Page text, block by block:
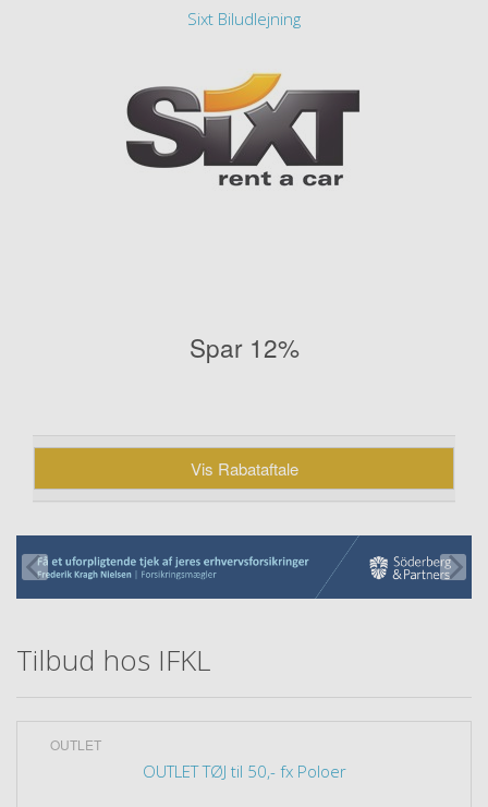
Sixt Biludlejning
Spar 12%
Vis Rabataftale
Tilbud hos IFKL
OUTLET
OUTLET TØJ til 50,- fx Poloer